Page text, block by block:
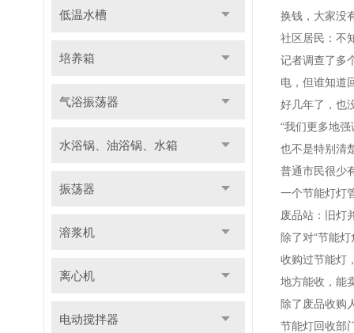
低温水槽
培养箱
气浴振荡器
水浴锅、油浴锅、水箱
振荡器
溶浆机
离心机
电动搅拌器
换钱，大家没
社区居民：不
记者调查了多
电，但谁知道
好几年了，也
“我们更多地
也不是特别清
普通市民很少
一个节能灯灯
废品站：旧灯
除了对“节能
收购过节能灯
地方能收，能
除了废品收购
节能灯回收部